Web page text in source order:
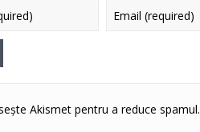
Akismet pentru a reduce spamul.